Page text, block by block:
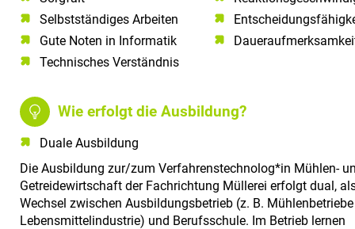
Selbstständiges Arbeiten​
Gute Noten in Informatik​
Technisches Verständnis​
Wie erfolgt die Ausbildung?
Duale Ausbildung
Die Ausbildung zur/zum Verfahrenstechnolog*in Mühlen-
Getreidewirtschaft der Fachrichtung Müllerei erfolgt dual,
Wechsel zwischen Ausbildungsbetrieb (z. B.
Lebensmittelindustrie) und Berufsschule. Im Betrieb lernen